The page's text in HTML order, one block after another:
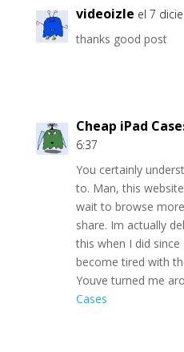
videoizle el 7
thanks good post
Cheap iPad
6:37
You certainly
to. Man, this
wait to browse
share. Im actually
this when I did
become tired with
Youve turned me
Cases